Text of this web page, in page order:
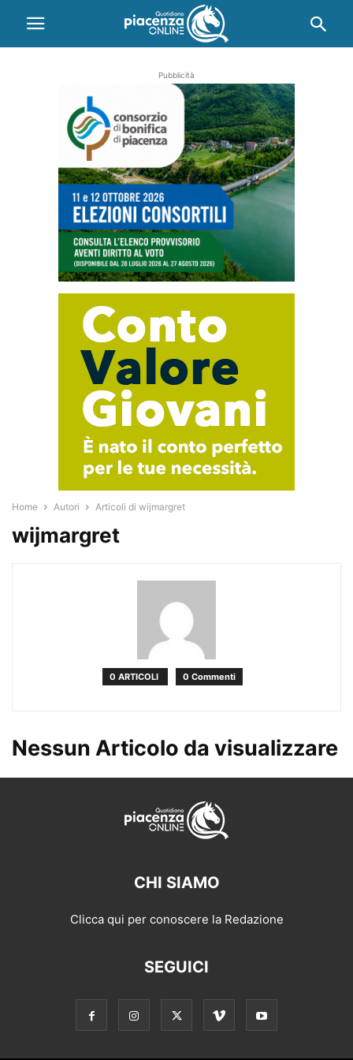
Pubblicità
Home Autori Articoli di wijmargret
wijmargret
0 ARTICOLI 0 Commenti
Nessun Articolo da visualizzare
CHI SIAMO
Clicca qui per conoscere la Redazione
SEGUICI